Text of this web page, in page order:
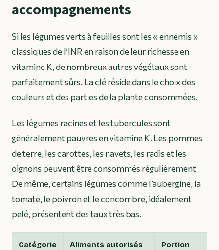
accompagnements
Si les légumes verts à feuilles sont les « ennemis »
classiques de l’INR en raison de leur richesse en
vitamine K, de nombreux autres végétaux sont
parfaitement sûrs. La clé réside dans le choix des
couleurs et des parties de la plante consommées.
Les légumes racines et les tubercules sont
généralement pauvres en vitamine K. Les pommes
de terre, les carottes, les navets, les radis et les
oignons peuvent être consommés régulièrement.
De même, certains légumes comme l’aubergine, la
tomate, le poivron et le concombre, idéalement
pelé, présentent des taux très bas.
Catégorie
Aliments autorisés
Portion